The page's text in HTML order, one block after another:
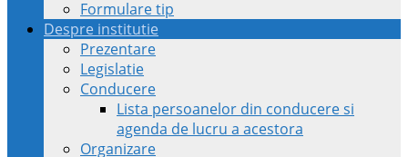
Formulare tip
Despre institutie
Prezentare
Legislatie
Conducere
Lista persoanelor din conducere si
agenda de lucru a acestora
Organizare